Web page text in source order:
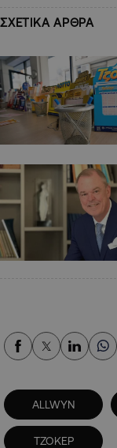
ΣΧΕΤΙΚΑ ΑΡΘΡΑ
ALLWYN
ΤΖΟΚΕΡ